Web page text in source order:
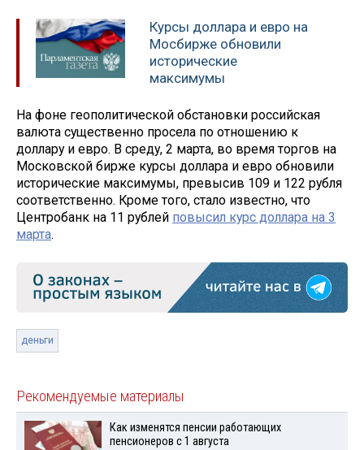
Курсы доллара и евро на
Мосбирже обновили
исторические
максимумы
На фоне геополитической обстановки российская
валюта существенно просела по отношению к
доллару и евро. В среду, 2 марта, во время торгов на
Московской бирже курсы доллара и евро обновили
исторические максимумы, превысив 109 и 122 рубля
соответственно. Кроме того, стало известно, что
Центробанк на 11 рублей повысил курс доллара на 3
марта.
деньги
Рекомендуемые материалы
Как изменятся пенсии работающих
пенсионеров с 1 августа